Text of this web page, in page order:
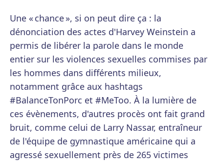
Une « chance », si on peut dire ça : la
dénonciation des actes d'Harvey Weinstein a
permis de libérer la parole dans le monde
entier sur les violences sexuelles commises par
les hommes dans différents milieux,
notamment grâce aux hashtags
#BalanceTonPorc et #MeToo. À la lumière de
ces évènements, d'autres procès ont fait grand
bruit, comme celui de Larry Nassar, entraîneur
de l'équipe de gymnastique américaine qui a
agressé sexuellement près de 265 victimes